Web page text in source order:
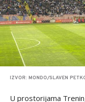
IZVOR: MONDO/SLAVEN
U prostorijama